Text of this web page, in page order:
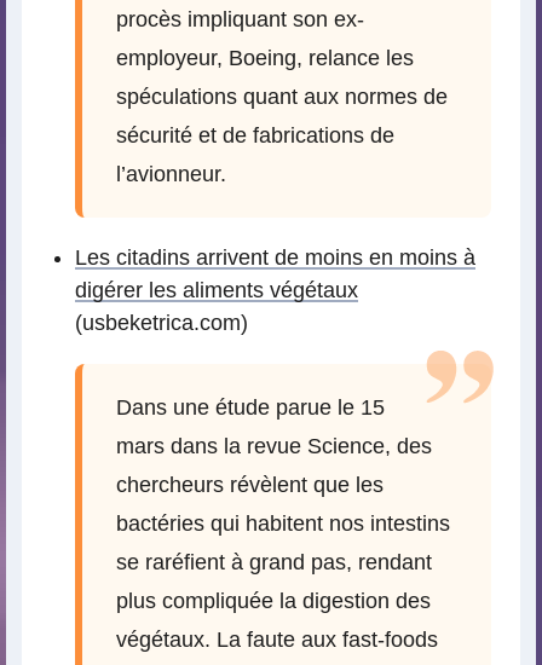
procès impliquant son ex-
employeur, Boeing, relance les
spéculations quant aux normes de
sécurité et de fabrications de
l’avionneur.
Les citadins arrivent de moins en moins à
digérer les aliments végétaux
(usbeketrica.com)
Dans une étude parue le 15
mars dans la revue Science, des
chercheurs révèlent que les
bactéries qui habitent nos intestins
se raréfient à grand pas, rendant
plus compliquée la digestion des
végétaux. La faute aux fast-foods